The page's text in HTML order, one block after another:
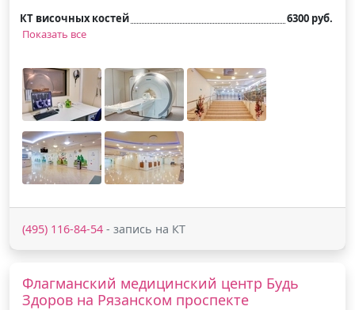
КТ височных костей
6300 руб.
Показать все
(495) 116-84-54 - запись на КТ
Флагманский медицинский центр Будь
Здоров на Рязанском проспекте